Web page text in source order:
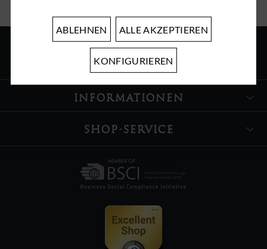
ÜBER UNS
INFORMATIONEN
SHOP-SERVICE
ABLEHNEN ALLE AKZEPTIEREN
KONFIGURIEREN